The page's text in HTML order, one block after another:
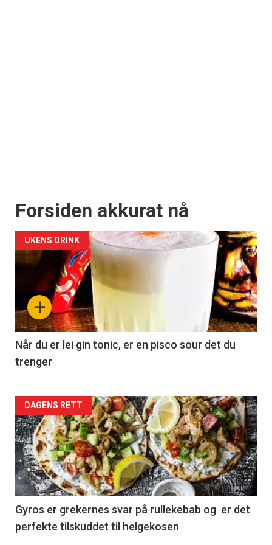
Forsiden akkurat nå
+
UKENS DRINK
Når du er lei gin tonic, er en pisco sour det du
trenger
Forsiden
akkurat
nå
-
2
DAGENS RETT
Gyros er grekernes svar på rullekebab og er det
perfekte tilskuddet til helgekosen